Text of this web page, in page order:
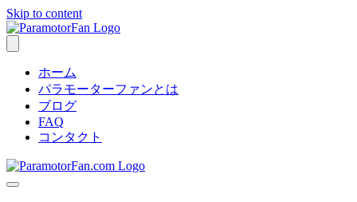
Skip to content
ホーム
パラモーターファンとは
ブログ
FAQ
コンタクト